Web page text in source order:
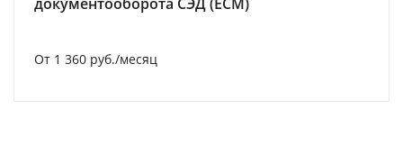
От 1 360 руб./месяц